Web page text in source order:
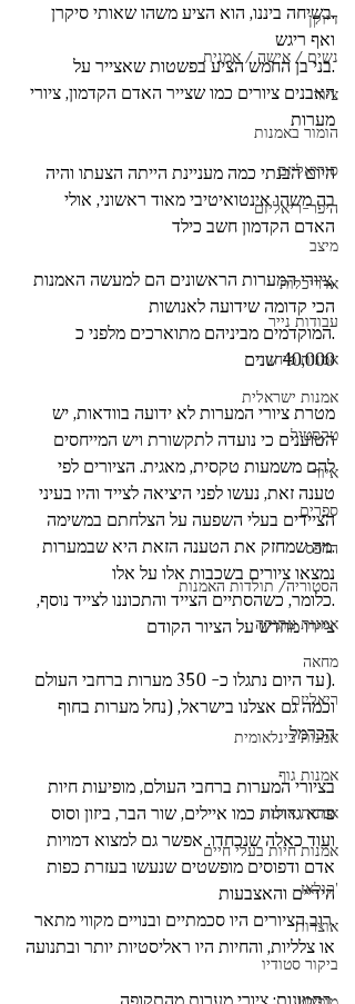
דיוקן
נשים / אישה / אמנית
ציור
הומור באמנות
סוריאליזם
היפר-ריאליזם
מיצב
אדריכלות
עבודות נייר
אמנות מיחזור
אמנות ישראלית
טקסטיל
איור
ספרים
הדפס
הסטוריה/ תולדות האמנות
אמנות עתיקה
מחאה
ריאליזם
אמנות בינלאומית
אמנות גוף
אמנות אדמה
אמנות חיות בעלי חיים
'קולאז
אוצרות
ביקור סטודיו
.בשיחה ביננו, הוא הציע משהו שאותי סיקרן
ואף ריגש
.בני בן החמש הציע בפשטות שאצייר על
האבנים ציורים כמו שצייר האדם הקדמון, ציורי
מערות
היום הבנתי כמה מעניינת הייתה הצעתו והיה
בה משהו אינטואיטיבי מאוד ראשוני, אולי
האדם הקדמון חשב כילד
,ציורי המערות הראשונים הם למעשה האמנות
הכי קדומה שידועה לאנושות
.המוקדמים מביניהם מתוארכים מלפני כ
40,000 שנים
מטרת ציורי המערות לא ידועה בוודאות, יש
הטוענים כי נועדה לתקשורת ויש המייחסים
להם משמעות טקסית, מאגית. הציורים לפי
טענה זאת, נעשו לפני היציאה לצייד והיו בעיני
הציידים בעלי השפעה על הצלחתם במשימה
.מה שמחזק את הטענה הזאת היא שבמערות
נמצאו ציורים בשכבות אלו על אלו
.כלומר, כשהסתיים הצייד והתכוננו לצייד נוסף,
ציירו מחדש על הציור הקודם
.(עד היום נתגלו כ- 350 מערות ברחבי העולם
וכמה גם אצלנו בישראל, (נחל מערות בחוף
הכרמל
בציורי המערות ברחבי העולם, מופיעות חיות
פרא גדולות כמו איילים, שור הבר, ביזון וסוס
ועוד כאלה שנכחדו. אפשר גם למצוא דמויות
אדם ודפוסים מופשטים שנעשו בעזרת כפות
הידיים והאצבעות
.רוב הציורים היו סכמתיים ובנויים מקווי מתאר
או צלליות, והחיות היו ראליסטיות יותר ובתנועה